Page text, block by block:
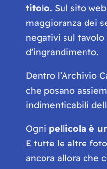
titolo. Sul sito
maggioranza dei
negativi sul tavolo
d’ingrandimento.
Dentro l’Archivio
che posano
indimenticabili
Ogni pellicola è
E tutte le altre
ancora allora che